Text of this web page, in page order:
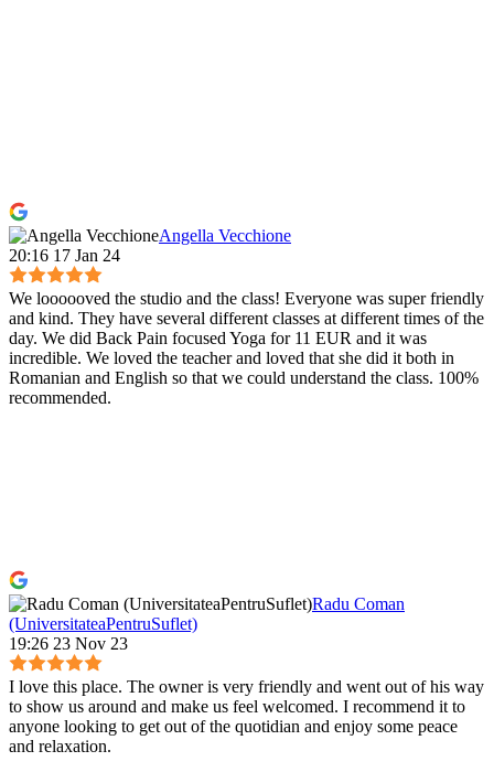
Angella Vecchione
20:16 17 Jan 24
We loooooved the studio and the class! Everyone was super friendly
and kind. They have several different classes at different times of the
day. We did Back Pain focused Yoga for 11 EUR and it was
incredible. We loved the teacher and loved that she did it both in
Romanian and English so that we could understand the class. 100%
recommended.
Radu Coman
(UniversitateaPentruSuflet)
19:26 23 Nov 23
I love this place. The owner is very friendly and went out of his way
to show us around and make us feel welcomed. I recommend it to
anyone looking to get out of the quotidian and enjoy some peace
and relaxation.